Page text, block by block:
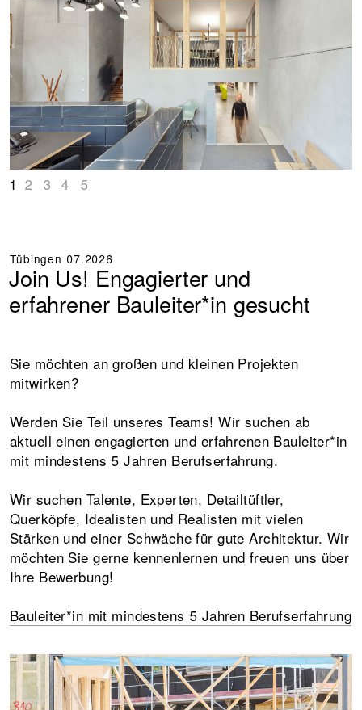
1 2 3 4 5
Tübingen 07.2026
Join Us! Engagierter und
erfahrener Bauleiter*in gesucht
Sie möchten an großen und kleinen Projekten
mitwirken?
Werden Sie Teil unseres Teams! Wir suchen ab
aktuell einen engagierten und erfahrenen Bauleiter*in
mit mindestens 5 Jahren Berufserfahrung.
Wir suchen Talente, Experten, Detailtüftler,
Querköpfe, Idealisten und Realisten mit vielen
Stärken und einer Schwäche für gute Architektur. Wir
möchten Sie gerne kennenlernen und freuen uns über
Ihre Bewerbung!
Bauleiter*in mit mindestens 5 Jahren Berufserfahrung